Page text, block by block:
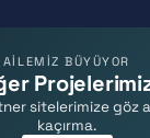
AİLEMİZ BÜYÜYOR
sitelerimize göz
kaçırma.